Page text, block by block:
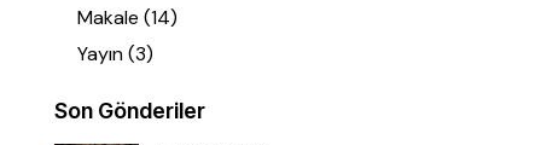
Makale (14)
Yayın(3)
Son Gönderiler